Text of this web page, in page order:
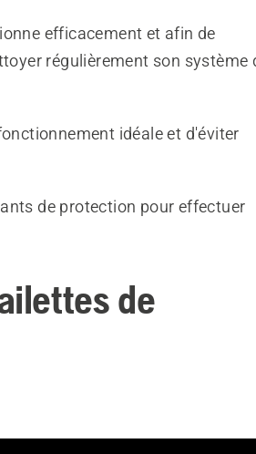
efficacement et afin de
régulièrement son système
idéale et d'éviter
de protection pour effectuer
de